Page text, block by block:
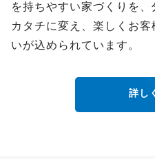
を持ちやすい家づくりを
カタチに変え、楽しくお
いが込められています。
詳し